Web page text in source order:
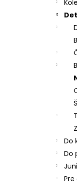
Do
Do